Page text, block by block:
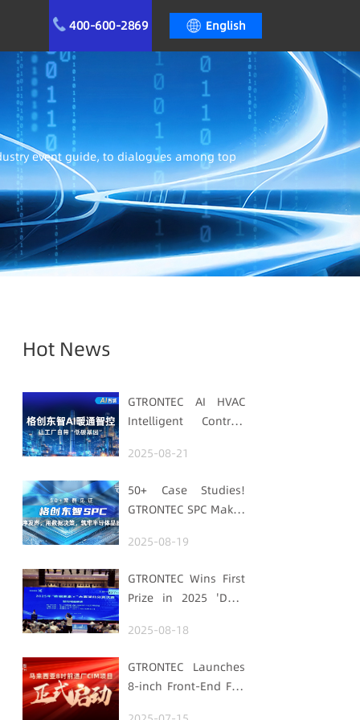
English
400-600-2869
event guide, to dialogues among top
Hot News
GTRONTEC AI HVAC
Intelligent Control:
with "Low-Carbon
2025-08-21
50+ Case Studies!
GTRONTEC SPC Makes
Uses Data for
Strengthens
Semiconductor
Quality Foundation
2025-08-19
GTRONTEC Wins First
Prize in 2025 'Data
Smart Manufacturing
2025-08-18
GTRONTEC Launches
8-inch Front-End Fab